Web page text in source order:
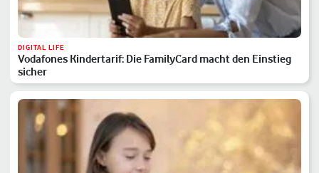
DIGITAL LIFE
Vodafones Kindertarif: Die FamilyCard macht den Einstieg
sicher